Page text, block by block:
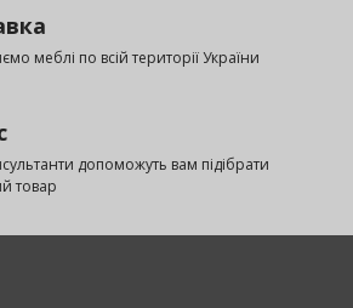
меблі по всій території України
допоможуть вам підібрати
товар